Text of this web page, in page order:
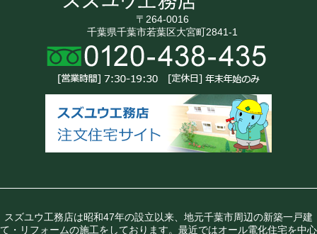
〒264-0016
千葉県千葉市若葉区大宮町2841-1
スズユウ工務店は昭和47年の設立以来、地元千葉市周辺の新築一戸建
て・リフォームの施工をしております。最近ではオール電化住宅を中心